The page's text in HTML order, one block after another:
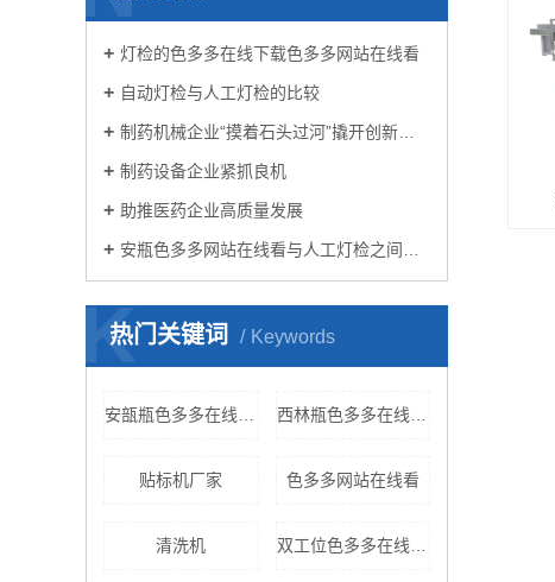
灯检的色多多在线下载色多多网站在线看
自动灯检与人工灯检的比较
制药机械企业“摸着石头过河”撬开创新大门
制药设备企业紧抓良机
助推医药企业高质量发展
安瓶色多多网站在线看与人工灯检之间的“较量”
热门关键词 Keywords
K
贴标机厂家 色多多网站在线看
清洗机